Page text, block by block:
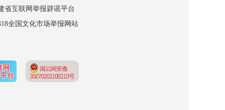
省互联网举报辟谣平台
全国文化市场举报网站